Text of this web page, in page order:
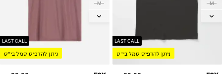
LAST CALL
ניתן להדפיס סמל בי״ס
M
L
LAST CALL
ניתן להדפיס סמל בי״ס
M
L